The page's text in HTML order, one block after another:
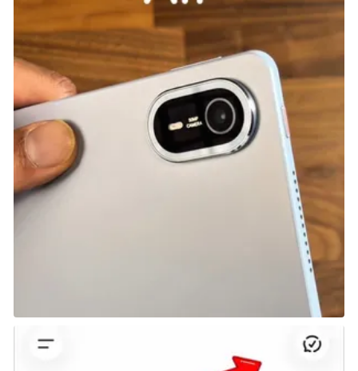
قد تتجاهل الألعاب الأقل شهرة هذه التفصيلة، لكن Red
Dead Redemption 2 ليست كذلك! إذا زرت “ريد” في صالون
أرمديلو وشاهدت عزفه على البيانو، ستلاحظ أن النغمات
التي تسمعها تتطابق مع حركة أصابعه على المفاتيح
بانسجام تام مع الموسيقى. مرة أخرى، ألعاب أقل جودة قد
لا تضيف هذا التفصيل، ورغم أن التجربة لن تفقد انغماسها
لو لم تتبع يد “ريد” الموسيقى، إلا أن تضمينه هنا يبرز التزام
Rockstar بالاهتمام بأدق التفاصيل.
جدول مواعيد السكك الحديدية